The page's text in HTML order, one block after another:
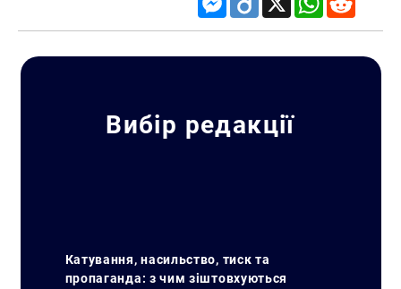
Вибір редакції
Катування, насильство, тиск та
пропаганда: з чим зіштовхуються